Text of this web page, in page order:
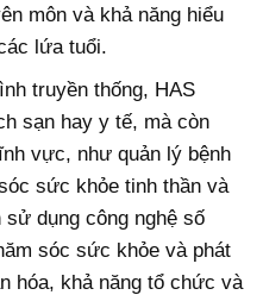
môn và khả năng hiểu
lứa tuổi.
truyền thống, HAS
sạn hay y tế, mà còn
vực, như quản lý bệnh
sức khỏe tinh thần và
dụng công nghệ số
sóc sức khỏe và phát
hóa, khả năng tổ chức và